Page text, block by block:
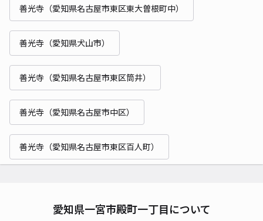
善光寺（愛知県名古屋市東区東大曽根町中）
善光寺（愛知県犬山市）
善光寺（愛知県名古屋市東区筒井）
善光寺（愛知県名古屋市中区）
善光寺（愛知県名古屋市東区百人町）
愛知県一宮市殿町一丁目について